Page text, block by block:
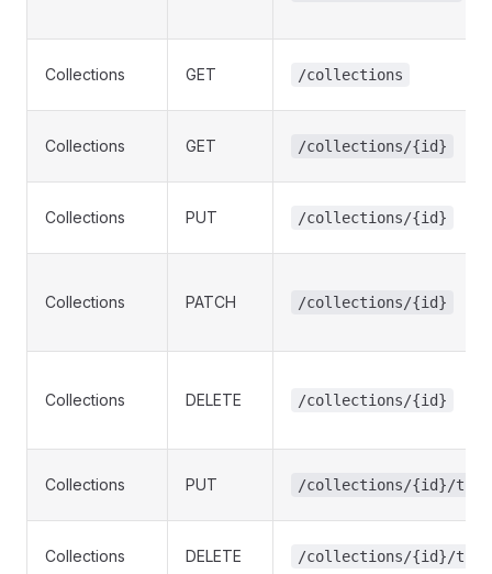
Collections GET /collections
Collections GET /collections/{id}
Collections PUT /collections/{id}
Collections PATCH /collections/{id}
Collections DELETE /collections/{id}
Collections PUT /collections/{id}/
Collections DELETE /collections/{id}/